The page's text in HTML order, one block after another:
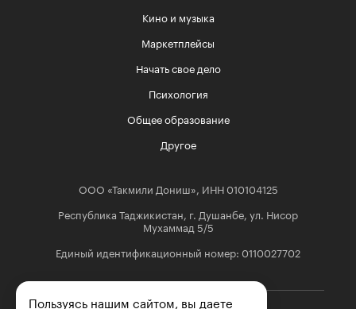
Кино и музыка
Маркетплейсы
Начать свое дело
Психология
Общее образование
Другое
ООО «Такмили Дониш», ИНН 010104125
Республика Таджикистан, г. Душанбе, ул. Нисор
Мухаммад 5/5
Единый идентификационный номер: 0110027702
Пользуясь нашим сайтом, вы даете